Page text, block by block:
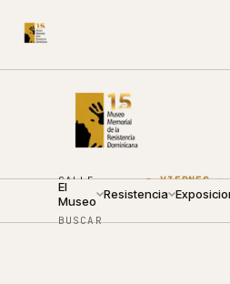
CALLE
ARZOBISPO
NOUEL 210
●VIERNES ·
09:00 —
El
Museo Resistencia
BUSCAR